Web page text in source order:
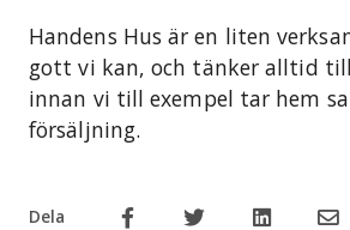
Handens Hus är en liten
gott vi kan, och tänker alltid
innan vi till exempel tar hem
försäljning.
Dela